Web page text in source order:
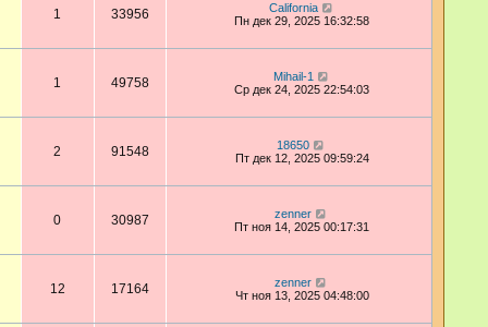
1 33956
California
Пн дек 29, 2025 16:32:58
1 49758
Mihail-1
Ср дек 24, 2025 22:54:03
2 91548
18650
Пт дек 12, 2025 09:59:24
0 30987
zenner
Пт ноя 14, 2025 00:17:31
12 17164
zenner
Чт ноя 13, 2025 04:48:00